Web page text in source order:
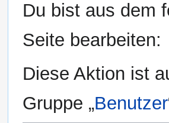
Navigation
Suche
Du bist aus dem
Seite bearbeiten:
Diese Aktion ist
Gruppe „Benutzer